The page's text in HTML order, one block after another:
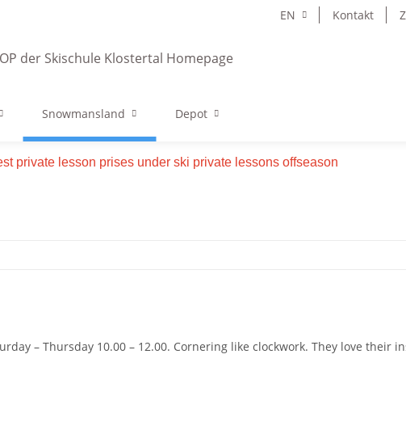
EN Kontakt
Snowmansland Depot
private lesson prises under ski private lessons offseason
– Thursday 10.00 – 12.00. Cornering like clockwork. They love their